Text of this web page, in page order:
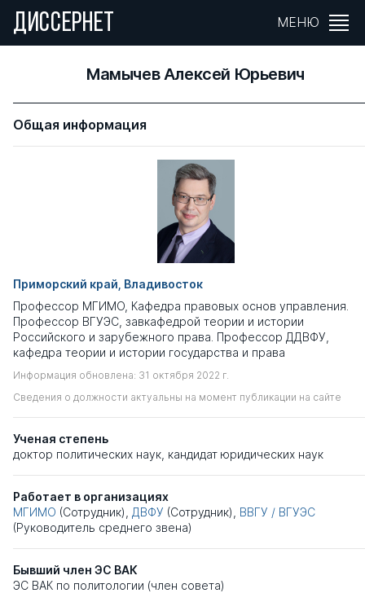
ДИССЕРНЕТ МЕНЮ
Мамычев Алексей Юрьевич
Общая информация
Приморский край, Владивосток
Профессор МГИМО, Кафедра правовых основ управления.
Профессор ВГУЭС, завкафедрой теории и истории
Российского и зарубежного права. Профессор ДДВФУ,
кафедра теории и истории государства и права
Информация обновлена: 31 октября 2022 г.
Сведения о должности актуальны на момент публикации на сайте
Ученая степень
доктор политических наук кандидат юридических наук
Работает в организациях
МГИМО (Сотрудник), ДВФУ (Сотрудник), ВВГУ / ВГУЭС
(Руководитель среднего звена)
Бывший член ЭС ВАК
ЭС ВАК по политологии (член совета)